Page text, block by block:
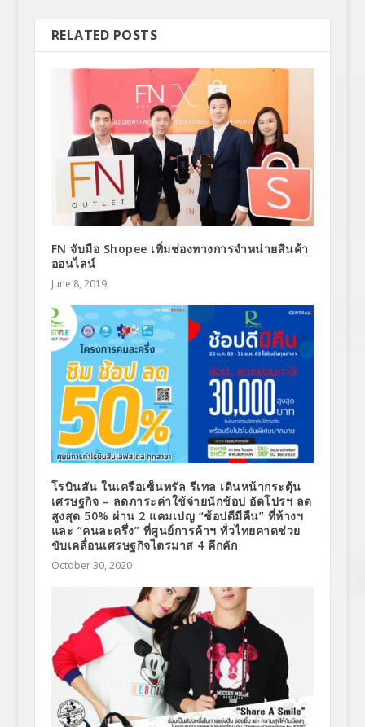
RELATED POSTS
FN จับมือ Shopee เพิ่มช่องทางการจำหน่ายสินค้า
ออนไลน์
June 8, 2019
โรบินสัน ในเครือเซ็นทรัล รีเทล เดินหน้ากระตุ้น
เศรษฐกิจ – ลดภาระค่าใช้จ่ายนักช้อป อัดโปรฯ ลด
สูงสุด 50% ผ่าน 2 แคมเปญ “ช้อปดีมีคืน” ที่ห้างฯ
และ “คนละครึ่ง” ที่ศูนย์การค้าฯ ทั่วไทยคาดช่วย
ขับเคลื่อนเศรษฐกิจไตรมาส 4 คึกคัก
October 30, 2020